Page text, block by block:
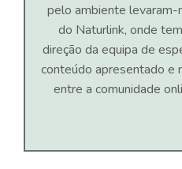
pelo ambiente levaram-
do Naturlink, onde
direção da equipa de
conteúdo apresentado e
entre a comunidade